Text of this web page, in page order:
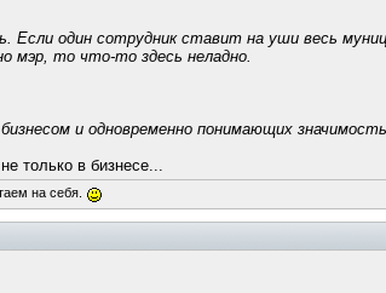
Если один сотрудник ставит на уши весь
мэр, то что-то здесь неладно.
и одновременно понимающих
только в бизнесе...
на себя.